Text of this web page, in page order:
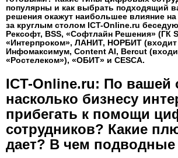
популярны и как выбрать подходящий
решения окажут наибольшее влияние
за круглым столом ICT-Online.ru
Рексофт, BSS, «Софтлайн Решения» (ГК
«Интерпроком», ЛАНИТ, НОРБИТ
Инфомаксимум, Content AI, Bercut
«Ростелеком»), «ОБИТ» и CESCA.
ICT-Online.ru: По вашей
насколько бизнесу
прибегать к помощи
сотрудников? Какие
дает? В чем подводные